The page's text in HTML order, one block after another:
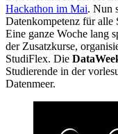
Hackathon im Mai. Nun
Datenkompetenz für alle
Eine ganze Woche lang
der Zusatzkurse,
StudiFlex. Die
Studierende in der
Datenmeer.